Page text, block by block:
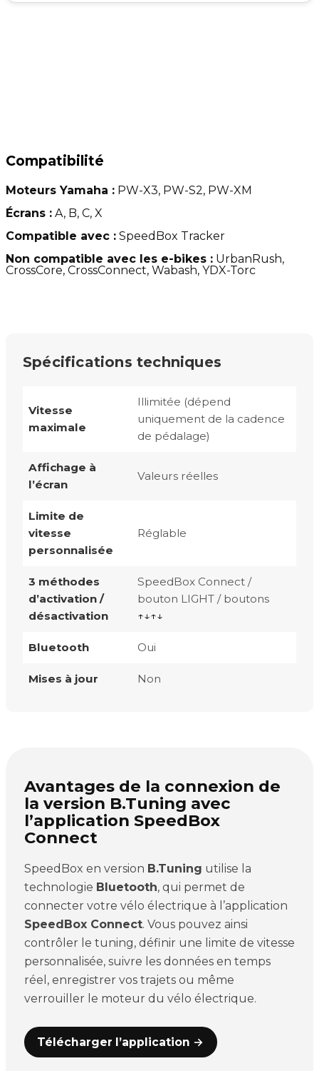
Compatibilité
Moteurs Yamaha : PW-X3, PW-S2, PW-XM
Écrans : A, B, C, X
Compatible avec : SpeedBox Tracker
Non compatible avec les e-bikes : UrbanRush,
CrossCore, CrossConnect, Wabash, YDX-Torc
Spécifications techniques
Vitesse
maximale
Illimitée (dépend
uniquement de la cadence
de pédalage)
Affichage à
l’écran
Valeurs réelles
Limite de
vitesse
personnalisée
Réglable
3 méthodes
d’activation /
désactivation
SpeedBox Connect /
bouton LIGHT / boutons
↑↓↑↓
Bluetooth Oui
Mises à jour Non
Avantages de la connexion de
la version B.Tuning avec
l’application SpeedBox
Connect
SpeedBox en version B.Tuning utilise la
technologie Bluetooth, qui permet de
connecter votre vélo électrique à l’application
SpeedBox Connect. Vous pouvez ainsi
contrôler le tuning, définir une limite de vitesse
personnalisée, suivre les données en temps
réel, enregistrer vos trajets ou même
verrouiller le moteur du vélo électrique.
Télécharger l’application →